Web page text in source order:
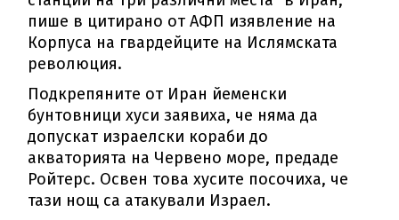
пише в цитирано от АФП изявление на
Корпуса на гвардейците на Ислямската
революция.
Подкрепяните от Иран йеменски
бунтовници хуси заявиха, че няма да
допускат израелски кораби до
акваторията на Червено море, предаде
Ройтерс. Освен това хусите посочиха, че
тази нощ са атакували Израел.